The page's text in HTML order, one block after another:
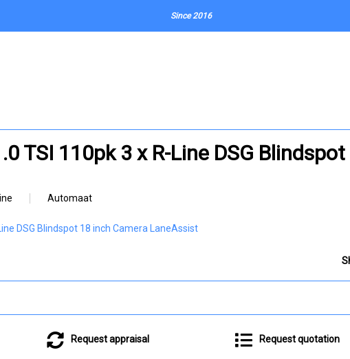
Since 2016
TSI 110pk 3 x R-Line DSG
Automaat
Request appraisal Request quotation